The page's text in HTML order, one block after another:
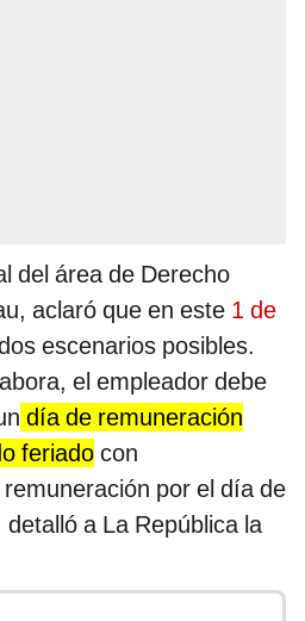
del área de Derecho
aclaró que en este 1 de
escenarios posibles.
el empleador debe
día de remuneración
feriado con
por el día de
a La República la